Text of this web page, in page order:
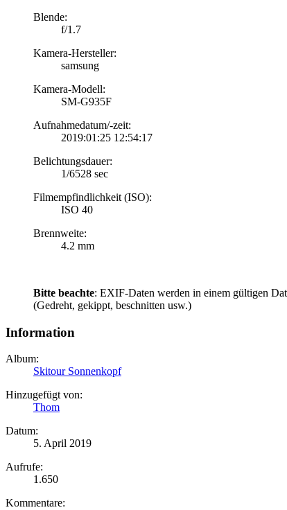
Blende:
f/1.7
Kamera-Hersteller:
samsung
Kamera-Modell:
SM-G935F
Aufnahmedatum/-zeit:
2019:01:25 12:54:17
Belichtungsdauer:
1/6528 sec
Filmempfindlichkeit (ISO):
ISO 40
Brennweite:
4.2 mm
Bitte beachte: EXIF-Daten werden in einem gültigen
(Gedreht, gekippt, beschnitten usw.)
Information
Album:
Skitour Sonnenkopf
Hinzugefügt von:
Thom
Datum:
5. April 2019
Aufrufe:
1.650
Kommentare: